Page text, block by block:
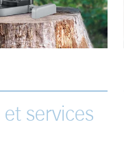
services